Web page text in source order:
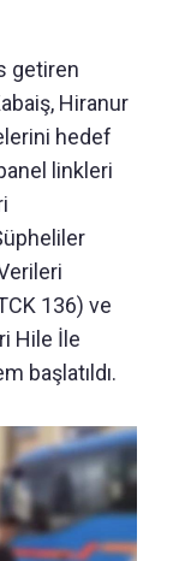
getiren
Hiranur
hedef
linkleri
136) ve
Hile İle
başlatıldı.